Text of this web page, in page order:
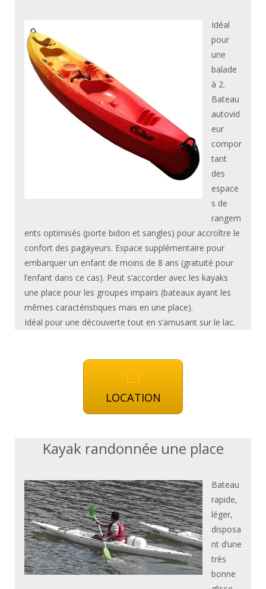
Idéal
pour
une
balade
à 2.
Bateau
autovid
eur
compor
tant
des
espace
s de
rangem
ents optimisés (porte bidon et sangles) pour accroître le
confort des pagayeurs. Espace supplémentaire pour
embarquer un enfant de moins de 8 ans (gratuité pour
l’enfant dans ce cas). Peut s’accorder avec les kayaks
une place pour les groupes impairs (bateaux ayant les
mêmes caractéristiques mais en une place).
Idéal pour une découverte tout en s’amusant sur le lac.
LOCATION
Kayak randonnée une place
Bateau
rapide,
léger,
disposa
nt d’une
très
bonne